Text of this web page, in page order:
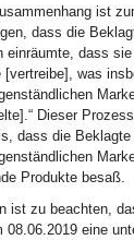
ist
dass die
einräumte, dass
[vertreibe], was
Dieser
dass die
Produkte besaß.
ist zu beachten,
08.06.2019 eine